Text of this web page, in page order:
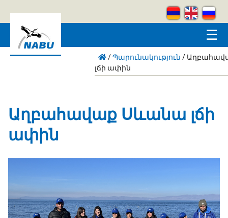
☰
/Պարունակություն /
լճի ափին
Աղբահավաք Սևանա լճի
ափին